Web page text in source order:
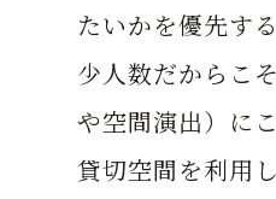
たいかを優先する
少人数だからこ
や空間演出）に
貸切空間を利用